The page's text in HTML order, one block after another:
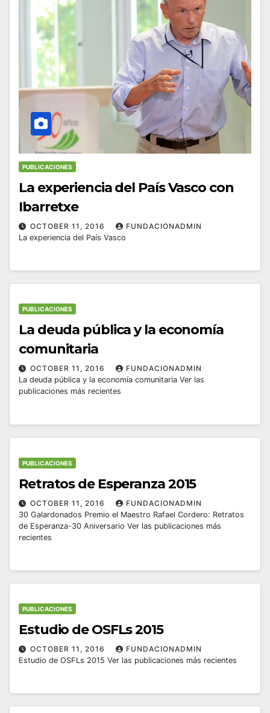
PUBLICACIONES
La experiencia del País Vasco con
Ibarretxe
OCTOBER 11, 2016
FUNDACIONADMIN
La experiencia del País Vasco
PUBLICACIONES
La deuda pública y la economía
comunitaria
OCTOBER 11, 2016
FUNDACIONADMIN
La deuda pública y la economía comunitaria Ver las
publicaciones más recientes
PUBLICACIONES
Retratos de Esperanza 2015
OCTOBER 11, 2016
FUNDACIONADMIN
30 Galardonados Premio el Maestro Rafael Cordero: Retratos
de Esperanza-30 Aniversario Ver las publicaciones más
recientes
PUBLICACIONES
Estudio de OSFLs 2015
OCTOBER 11, 2016
FUNDACIONADMIN
Estudio de OSFLs 2015 Ver las publicaciones más recientes